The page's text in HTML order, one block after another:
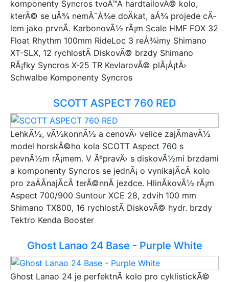
komponenty Syncros tvoÅ™Ã­ hardtailovÃ© kolo,
kterÃ© se uÅ¾ nemÅ¯Å¾e doÄkat, aÅ¾ projede cÃ­
lem jako prvnÃ­. KarbonovÃ½ rÃ¡m Scale HMF FOX 32
Float Rhythm 100mm RideLoc 3 reÅ¾imy Shimano
XT-SLX, 12 rychlostÃ­ DiskovÃ© brzdy Shimano
RÃ¡fky Syncros X-25 TR KevlarovÃ© plÃ¡Å¡tÄ›
Schwalbe Komponenty Syncros
SCOTT ASPECT 760 RED
LehkÃ½, vÃ½konnÃ½ a cenovÄ› velice zajÃ­mavÃ½
model horskÃ©ho kola SCOTT Aspect 760 s
pevnÃ½m rÃ¡mem. V ÃºpravÄ› s diskovÃ½mi brzdami
a komponenty Syncros se jednÃ¡ o vynikajÃ­cÃ­ kolo
pro zaÄÃ­najÃ­cÃ­ terÃ©nnÃ­ jezdce. HlinÃ­kovÃ½ rÃ¡m
Aspect 700/900 Suntour XCE 28, zdvih 100 mm
Shimano TX800, 16 rychlostÃ­ DiskovÃ© hydr. brzdy
Tektro Kenda Booster
Ghost Lanao 24 Base - Purple White
Ghost Lanao 24 je perfektnÃ­ kolo pro cyklistickÃ©